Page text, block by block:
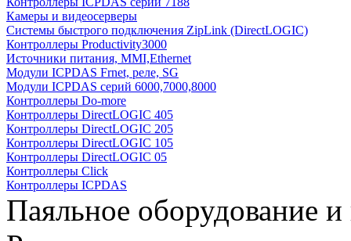
Камеры и видеосерверы
Системы быстрого подключения ZipLink (DirectLOGIC)
Контроллеры Productivity3000
Источники питания, MMI,Ethernet
Модули ICPDAS Frnet, реле, SG
Модули ICPDAS серий 6000,7000,8000
Контроллеры Do-more
Контроллеры DirectLOGIC 405
Контроллеры DirectLOGIC 205
Контроллеры DirectLOGIC 105
Контроллеры DirectLOGIC 05
Контроллеры Click
Контроллеры ICPDAS
Паяльное оборудование